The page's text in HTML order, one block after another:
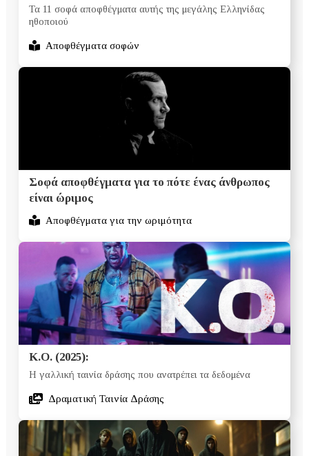
Τα 11 σοφά αποφθέγματα αυτής της μεγάλης Ελληνίδας
ηθοποιού
Αποφθέγματα σοφών
Σοφά αποφθέγματα για το πότε ένας άνθρωπος
είναι ώριμος
Αποφθέγματα για την ωριμότητα
K.O. (2025):
Η γαλλική ταινία δράσης που ανατρέπει τα δεδομένα
Δραματική Ταινία Δράσης